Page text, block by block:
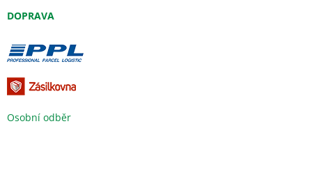
DOPRAVA
Osobní odběr